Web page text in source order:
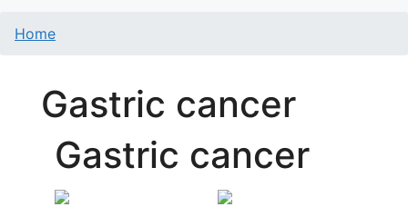
Home
Gastric cancer
Gastric cancer